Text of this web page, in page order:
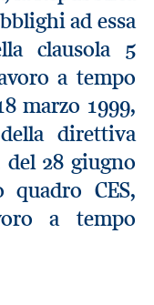
ad essa
clausola 5
a tempo
marzo 1999,
direttiva
del 28 giugno
quadro CES,
a tempo